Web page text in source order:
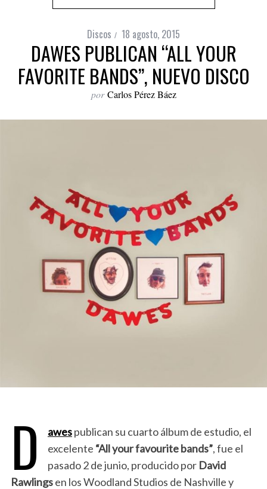
Discos 18 agosto, 2015
DAWES PUBLICAN “ALL YOUR
FAVORITE BANDS”, NUEVO DISCO
por Carlos Pérez Báez
D awespublican su cuarto álbum de estudio, el
excelente “All your favourite bands”, fue el
pasado 2 de junio, producido por David
Rawlingsen los Woodland Studios de Nashville y